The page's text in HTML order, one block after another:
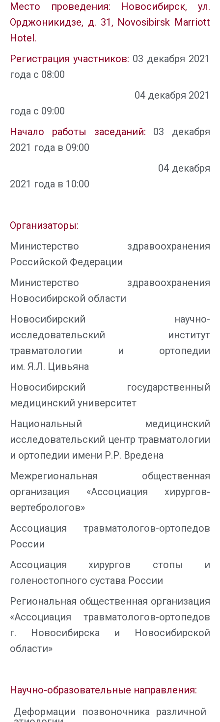
Место проведения:
Новосибирск, ул.
Орджоникидзе, д. 31, Novosibirsk Marriott
Hotel.
Регистрация участников: 03 декабря 2021
года с 08:00
04 декабря 2021
года с 09:00
Начало работы заседаний: 03 декабря
2021 года в 09:00
04 декабря
2021 года в 10:00
Организаторы:
Министерство здравоохранения
Российской Федерации
Министерство здравоохранения
Новосибирской области
Новосибирский научно-
исследовательский институт
травматологии и ортопедии
им. Я.Л. Цивьяна
Новосибирский государственный
медицинский университет
Национальный медицинский
исследовательский центр травматологии
и ортопедии имени Р.Р. Вредена
Межрегиональная общественная
организация «Ассоциация хирургов-
вертебрологов»
Ассоциация травматологов-ортопедов
России
Ассоциация хирургов стопы и
голеностопного сустава России
Региональная общественная организация
«Ассоциация травматологов-ортопедов
г. Новосибирска и Новосибирской
области»
Научно-образовательные направления:
Деформации позвоночника различной